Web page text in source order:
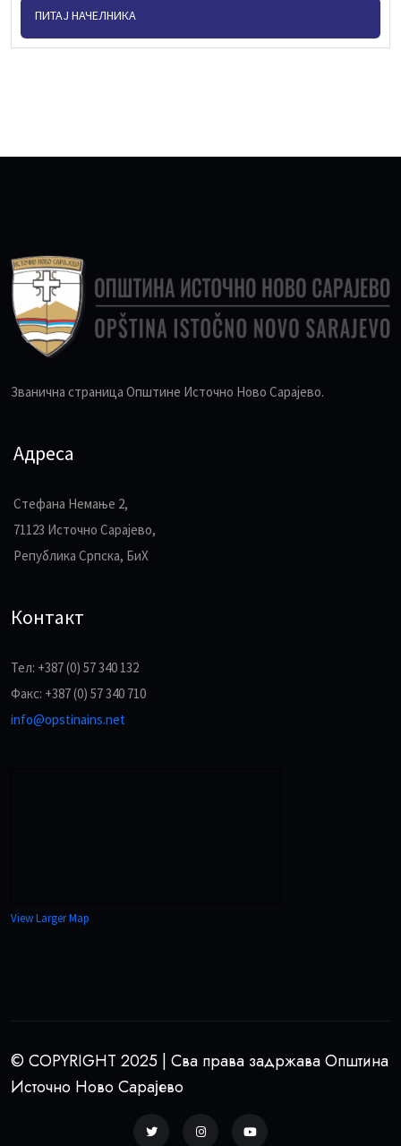
ПИТАЈ НАЧЕЛНИКА
Званична страница Општине Источно Ново Сарајево.
Адреса
Стефана Немање 2,
71123 Источно Сарајево,
Република Српска, БиХ
Контакт
Тел: +387 (0) 57 340 132
Факс: +387 (0) 57 340 710
info@opstinains.net
View Larger Map
© COPYRIGHT 2025 | Сва права задржава Општина
Источно Ново Сарајево